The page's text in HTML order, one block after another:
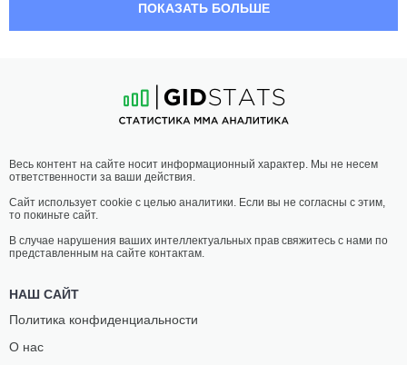
ЯКВИНТА
14-7- 1
03:55 МСК
ЛЕГКИЙ ВЕС 70.3 КГ
ГРИН
ПОКАЗАТЬ БОЛЬШЕ
Весь контент на сайте носит информационный характер. Мы не несем
ответственности за ваши действия.
Сайт использует cookie с целью аналитики. Если вы не согласны с этим,
то покиньте сайт.
В случае нарушения ваших интеллектуальных прав свяжитесь с нами по
представленным на сайте контактам.
НАШ САЙТ
Политика конфиденциальности
О нас